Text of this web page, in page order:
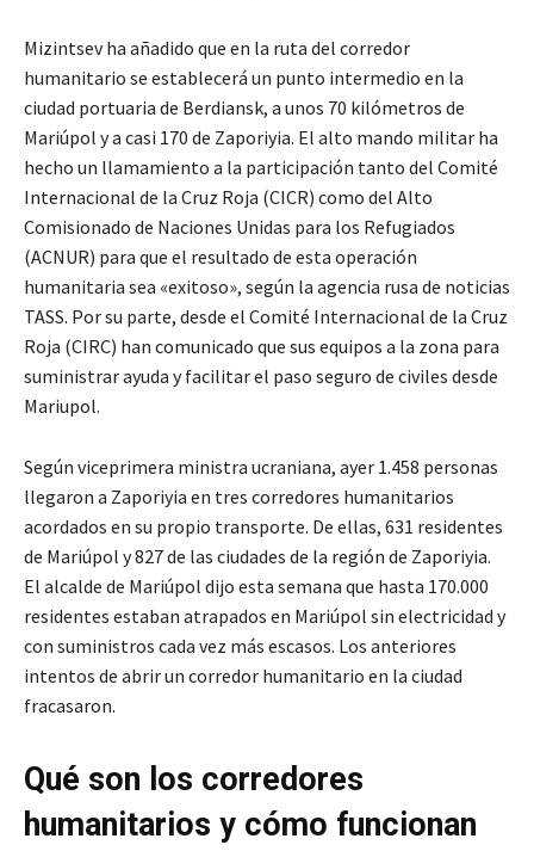
Mizintsev ha añadido que en la ruta del corredor
humanitario se establecerá un punto intermedio en la
ciudad portuaria de Berdiansk, a unos 70 kilómetros de
Mariúpol y a casi 170 de Zaporiyia. El alto mando militar ha
hecho un llamamiento a la participación tanto del Comité
Internacional de la Cruz Roja (CICR) como del Alto
Comisionado de Naciones Unidas para los Refugiados
(ACNUR) para que el resultado de esta operación
humanitaria sea «exitoso», según la agencia rusa de noticias
TASS. Por su parte, desde el Comité Internacional de la Cruz
Roja (CIRC) han comunicado que sus equipos a la zona para
suministrar ayuda y facilitar el paso seguro de civiles desde
Mariupol.
Según viceprimera ministra ucraniana, ayer 1.458 personas
llegaron a Zaporiyia en tres corredores humanitarios
acordados en su propio transporte. De ellas, 631 residentes
de Mariúpol y 827 de las ciudades de la región de Zaporiyia.
El alcalde de Mariúpol dijo esta semana que hasta 170.000
residentes estaban atrapados en Mariúpol sin electricidad y
con suministros cada vez más escasos. Los anteriores
intentos de abrir un corredor humanitario en la ciudad
fracasaron.
Qué son los corredores
humanitarios y cómo funcionan